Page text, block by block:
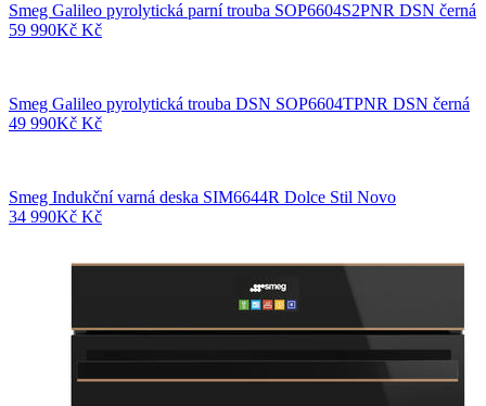
Smeg Galileo pyrolytická parní trouba SOP6604S2PNR DSN černá
59 990Kč Kč
Smeg Galileo pyrolytická trouba DSN SOP6604TPNR DSN černá
49 990Kč Kč
Smeg Indukční varná deska SIM6644R Dolce Stil Novo
34 990Kč Kč